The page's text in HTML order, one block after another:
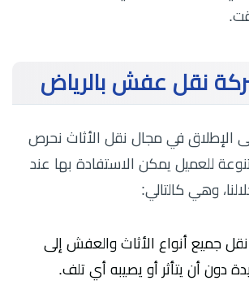
نقل عفش بالرياض
الإطلاق في مجال نقل الأثاث نحرص
للعميل يمكن الاستفادة بها عند
وهي كالتالي:
جميع أنواع الأثاث والعفش إلى
دون أن يتأثر أو يصيبه أي تلف.